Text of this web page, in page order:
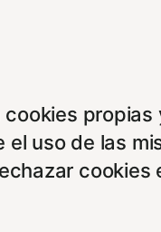
uso de las
cookies